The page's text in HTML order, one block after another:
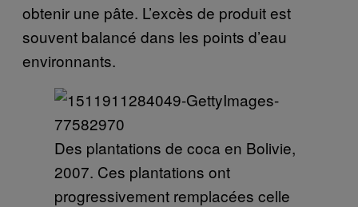
obtenir une pâte. L’excès de produit est
souvent balancé dans les points d’eau
environnants.
Des plantations de coca en Bolivie,
2007. Ces plantations ont
progressivement remplacées celle